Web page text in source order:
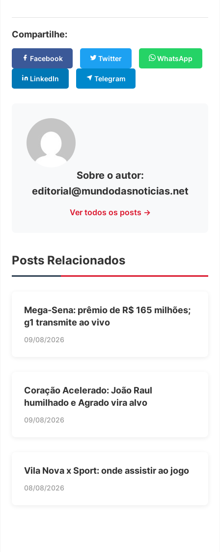
Compartilhe:
Facebook Twitter WhatsApp
LinkedIn Telegram
Sobre o autor:
editorial@mundodasnoticias.net
Ver todos os posts →
Posts Relacionados
Mega-Sena: prêmio de R$ 165 milhões;
g1 transmite ao vivo
09/08/2026
Coração Acelerado: João Raul
humilhado e Agrado vira alvo
09/08/2026
Vila Nova x Sport: onde assistir ao jogo
08/08/2026